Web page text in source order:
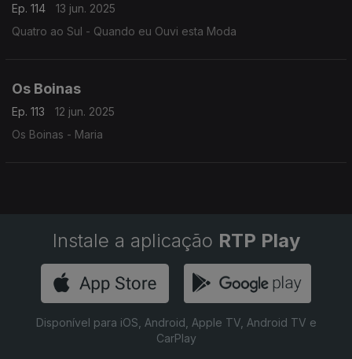
Ep. 114
13 jun. 2025
Quatro ao Sul - Quando eu Ouvi esta Moda
Os Boinas
Ep. 113
12 jun. 2025
Os Boinas - Maria
Instale a aplicação RTP Play
Disponível para iOS, Android, Apple TV, Android TV e
CarPlay